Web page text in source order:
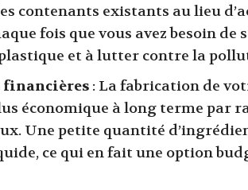
contenants existants au lieu
fois que vous avez besoin
et à lutter contre la
financières : La fabrication de
économique à long terme par
Une petite quantité
ce qui en fait une option